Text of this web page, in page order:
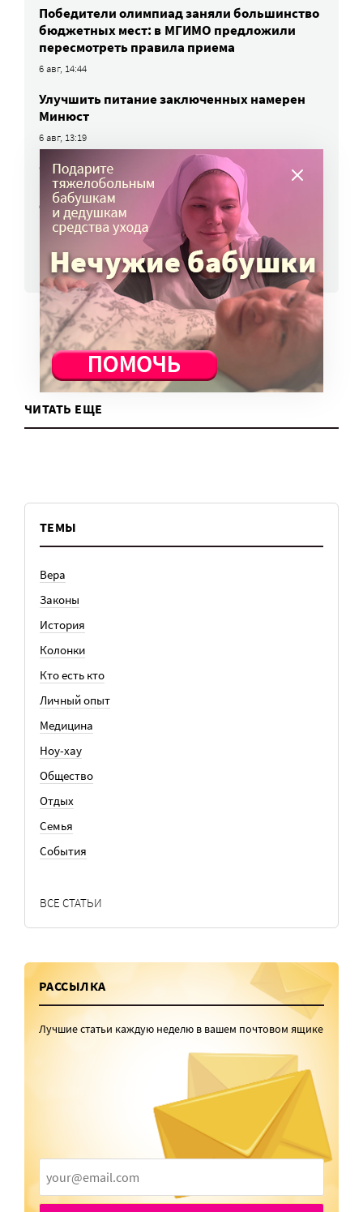
Победители олимпиад заняли большинство
бюджетных мест: в МГИМО предложили
пересмотреть правила приема
6 авг, 14:44
Улучшить питание заключенных намерен
Минюст
6 авг, 13:19
Обязать самозанятых платить пенсионные
взносы предлагают профсоюзы
6 авг, 10:51
ВСЕ НОВОСТИ
ЧИТАТЬ ЕЩЕ
ТЕМЫ
Вера
Законы
История
Колонки
Кто есть кто
Личный опыт
Медицина
Ноу-хау
Общество
Отдых
Семья
События
ВСЕ СТАТЬИ
РАССЫЛКА
Лучшие статьи каждую неделю в вашем почтовом ящике